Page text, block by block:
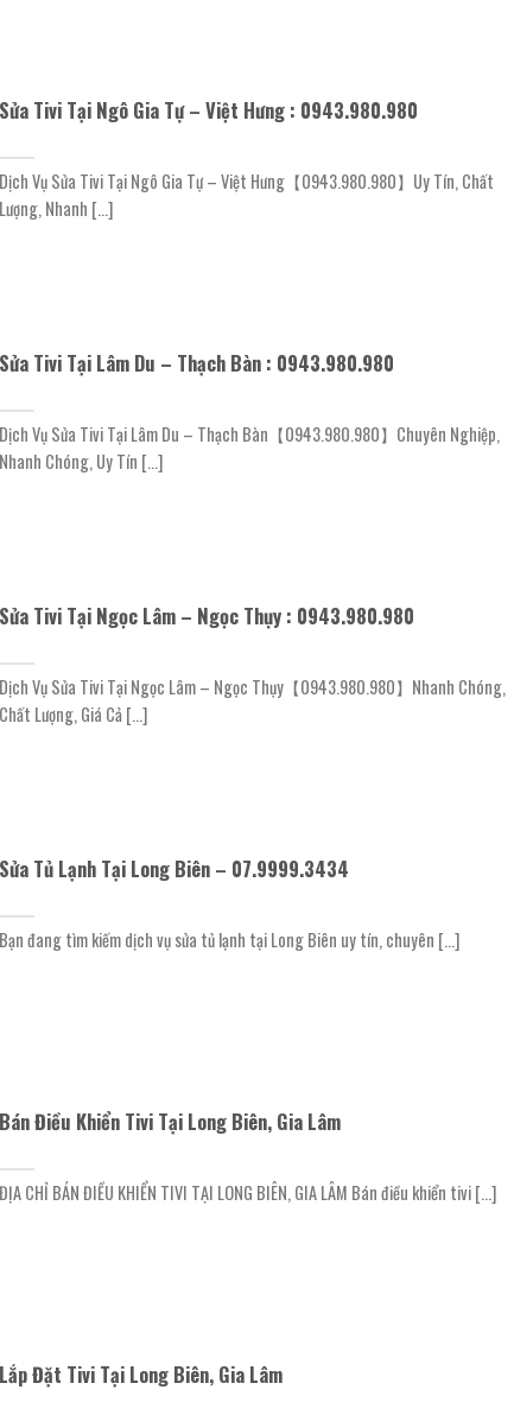
Sửa Tivi Tại Ngô Gia Tự – Việt Hưng : 0943.980.980
Dịch Vụ Sửa Tivi Tại Ngô Gia Tự – Việt Hưng【0943.980.980】Uy Tín, Chất
Lượng, Nhanh [...]
Sửa Tivi Tại Lâm Du – Thạch Bàn : 0943.980.980
Dịch Vụ Sửa Tivi Tại Lâm Du – Thạch Bàn【0943.980.980】Chuyên Nghiệp,
Nhanh Chóng, Uy Tín [...]
Sửa Tivi Tại Ngọc Lâm – Ngọc Thụy : 0943.980.980
Dịch Vụ Sửa Tivi Tại Ngọc Lâm – Ngọc Thụy【0943.980.980】Nhanh Chóng,
Chất Lượng, Giá Cả [...]
Sửa Tủ Lạnh Tại Long Biên – 07.9999.3434
Bạn đang tìm kiếm dịch vụ sửa tủ lạnh tại Long Biên uy tín, chuyên [...]
Bán Điều Khiển Tivi Tại Long Biên, Gia Lâm
ĐỊA CHỈ BÁN ĐIỀU KHIỂN TIVI TẠI LONG BIÊN, GIA LÂM Bán điều khiển tivi [...]
Lắp Đặt Tivi Tại Long Biên, Gia Lâm